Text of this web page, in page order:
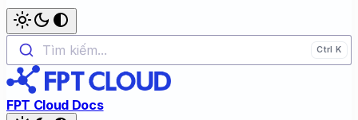
Tìm kiếm...
FPT Cloud Docs